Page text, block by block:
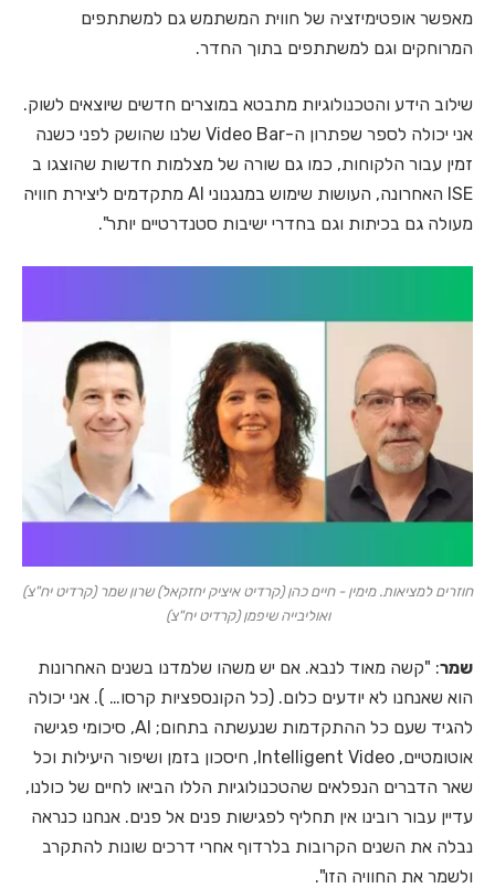
מאפשר אופטימיזציה של חווית המשתמש גם למשתתפים
המרוחקים וגם למשתתפים בתוך החדר.
שילוב הידע והטכנולוגיות מתבטא במוצרים חדשים שיוצאים לשוק.
אני יכולה לספר שפתרון ה-Video Bar שלנו שהושק לפני כשנה
זמין עבור הלקוחות, כמו גם שורה של מצלמות חדשות שהוצגו ב
ISE האחרונה, העושות שימוש במנגנוני AI מתקדמים ליצירת חוויה
מעולה גם בכיתות וגם בחדרי ישיבות סטנדרטיים יותר".
חוזרים למציאות. מימין - חיים כהן (קרדיט איציק יחזקאל) שרון שמר (קרדיט יח"צ)
ואוליבייה שיפמן (קרדיט יח"צ)
שמר: "קשה מאוד לנבא. אם יש משהו שלמדנו בשנים האחרונות
הוא שאנחנו לא יודעים כלום. (כל הקונספציות קרסו… ). אני יכולה
להגיד שעם כל ההתקדמות שנעשתה בתחום; AI, סיכומי פגישה
אוטומטיים, Intelligent Video, חיסכון בזמן ושיפור היעילות וכל
שאר הדברים הנפלאים שהטכנולוגיות הללו הביאו לחיים של כולנו,
עדיין עבור רובינו אין תחליף לפגישות פנים אל פנים. אנחנו כנראה
נבלה את השנים הקרובות בלרדוף אחרי דרכים שונות להתקרב
ולשמר את החוויה הזו".